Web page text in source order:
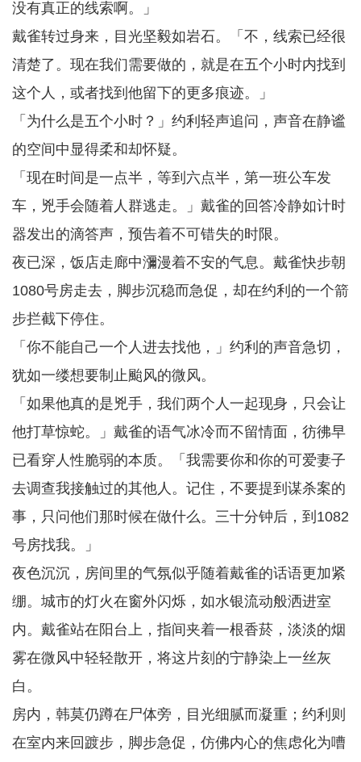
没有真正的线索啊。」
戴雀转过身来，目光坚毅如岩石。「不，线索已经很
清楚了。现在我们需要做的，就是在五个小时内找到
这个人，或者找到他留下的更多痕迹。」
「为什么是五个小时？」约利轻声追问，声音在静谧
的空间中显得柔和却怀疑。
「现在时间是一点半，等到六点半，第一班公车发
车，兇手会随着人群逃走。」戴雀的回答冷静如计时
器发出的滴答声，预告着不可错失的时限。
夜已深，饭店走廊中瀰漫着不安的气息。戴雀快步朝
1080号房走去，脚步沉稳而急促，却在约利的一个箭
步拦截下停住。
「你不能自己一个人进去找他，」约利的声音急切，
犹如一缕想要制止颱风的微风。
「如果他真的是兇手，我们两个人一起现身，只会让
他打草惊蛇。」戴雀的语气冰冷而不留情面，彷彿早
已看穿人性脆弱的本质。「我需要你和你的可爱妻子
去调查我接触过的其他人。记住，不要提到谋杀案的
事，只问他们那时候在做什么。三十分钟后，到1082
号房找我。」
夜色沉沉，房间里的气氛似乎随着戴雀的话语更加紧
绷。城市的灯火在窗外闪烁，如水银流动般洒进室
内。戴雀站在阳台上，指间夹着一根香菸，淡淡的烟
雾在微风中轻轻散开，将这片刻的宁静染上一丝灰
白。
房内，韩莫仍蹲在尸体旁，目光细腻而凝重；约利则
在室内来回踱步，脚步急促，仿佛内心的焦虑化为嘈